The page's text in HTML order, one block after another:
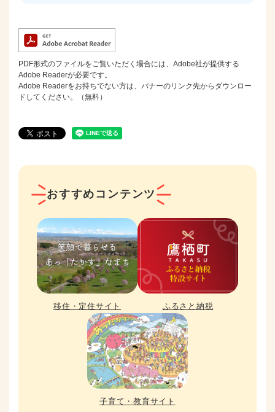
PDF形式のファイルをご覧いただく場合には、Adobe社が提供する
Adobe Readerが必要です。
Adobe Readerをお持ちでない方は、バナーのリンク先からダウンロー
ドしてください。（無料）
おすすめコンテンツ
移住・定住サイト ふるさと納税
子育て・教育サイト